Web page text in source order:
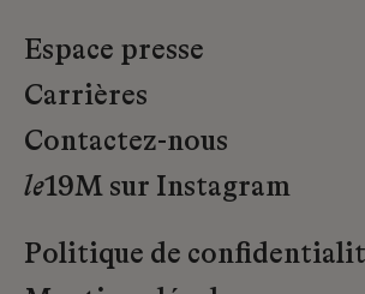
Espace presse
Carrières
Contactez-nous
le19M sur Instagram
Politique de